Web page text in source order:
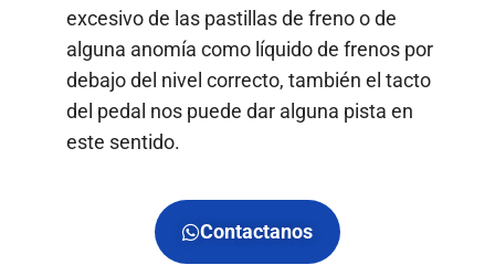
excesivo de las pastillas de freno o de
alguna anomía como líquido de frenos por
debajo del nivel correcto, también el tacto
del pedal nos puede dar alguna pista en
este sentido.
Contactanos